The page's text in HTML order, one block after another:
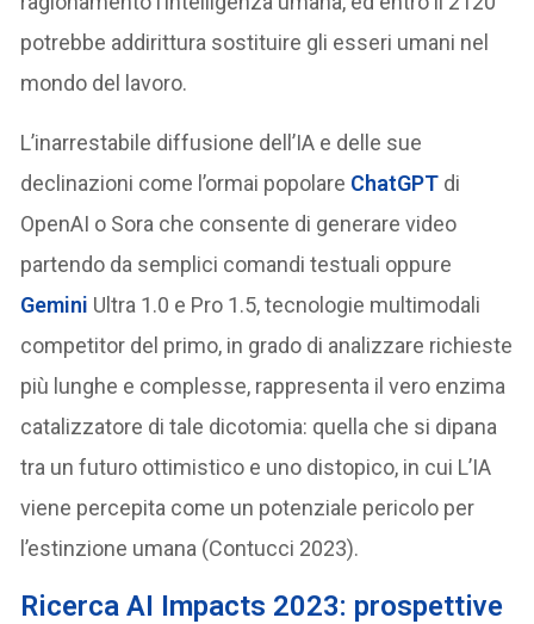
potrebbe addirittura sostituire gli esseri umani nel
mondo del lavoro.
L’inarrestabile diffusione dell’IA e delle sue
declinazioni come l’ormai popolare ChatGPT di
OpenAI o Sora che consente di generare video
partendo da semplici comandi testuali oppure
Gemini Ultra 1.0 e Pro 1.5, tecnologie multimodali
competitor del primo, in grado di analizzare richieste
più lunghe e complesse, rappresenta il vero enzima
catalizzatore di tale dicotomia: quella che si dipana
tra un futuro ottimistico e uno distopico, in cui L’IA
viene percepita come un potenziale pericolo per
l’estinzione umana (Contucci 2023).
Ricerca AI Impacts 2023: prospettive